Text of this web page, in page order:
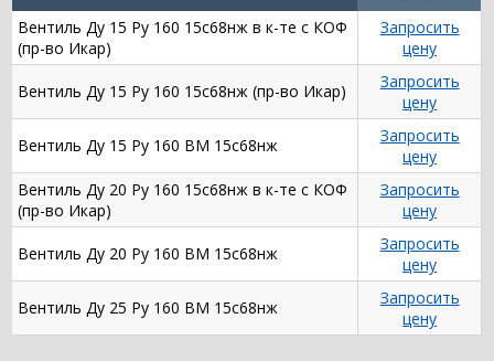
Вентиль Ду 15 Ру 160 15с68нж в к-те с КОФ
(пр-во Икар)
Запросить
цену
Вентиль Ду 15 Ру 160 15с68нж (пр-во Икар)
Запросить
цену
Вентиль Ду 15 Ру 160 ВМ 15с68нж
Запросить
цену
Вентиль Ду 20 Ру 160 15с68нж в к-те с КОФ
(пр-во Икар)
Запросить
цену
Вентиль Ду 20 Ру 160 ВМ 15с68нж
Запросить
цену
Вентиль Ду 25 Ру 160 ВМ 15с68нж
Запросить
цену